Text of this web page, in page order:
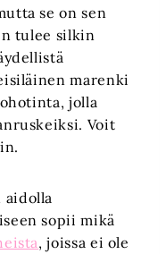
se on sen
tulee silkin
marenki
jolla
Voit
aidolla
sopii mikä
, joissa ei ole